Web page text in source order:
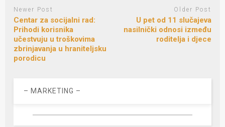
Newer Post
Centar za socijalni rad:
Prihodi korisnika
učestvuju u troškovima
zbrinjavanja u hraniteljsku
porodicu
Older Post
U pet od 11 slučajeva
nasilnički odnosi između
roditelja i djece
– MARKETING –